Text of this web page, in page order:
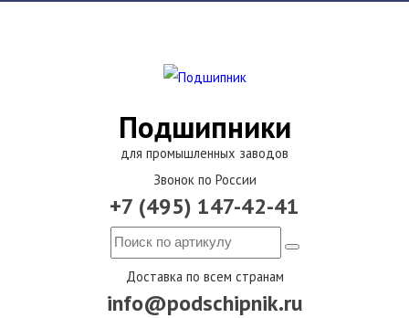
Подшипники
для промышленных заводов
Звонок по России
+7 (495) 147-42-41
Доставка по всем странам
info@podschipnik.ru